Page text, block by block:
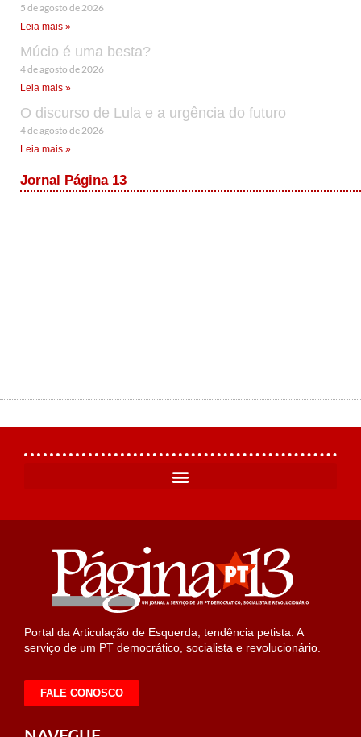
5 de agosto de 2026
Leia mais »
Múcio é uma besta?
4 de agosto de 2026
Leia mais »
O discurso de Lula e a urgência do futuro
4 de agosto de 2026
Leia mais »
Jornal Página 13
Portal da Articulação de Esquerda, tendência petista. A
serviço de um PT democrático, socialista e revolucionário.
FALE CONOSCO